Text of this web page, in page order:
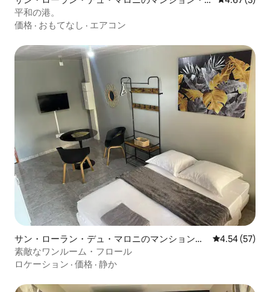
アパート
平和の港。
価格 · おもてなし · エアコン
サン・ローラン・デュ・マロニのマンション・
アパート
レビュー57
4.54 (57)
素敵なワンルーム・フロール
ロケーション · 価格 · 静か